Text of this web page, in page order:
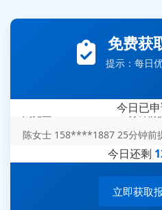
免费获
提示：每日
今日已
王经理 186****9012 7分钟前提
刘先生 139****7889 18分钟前
陈女士 158****1887 25分钟前
杨经理 187****6696 30分钟前
周总 136****0539 35分钟前提
今日还剩
立即获取